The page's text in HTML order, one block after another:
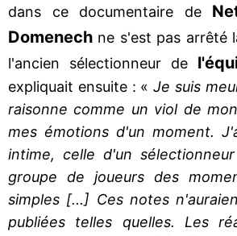
dans ce documentaire de
Domenech ne s'est pas arrêté
l'ancien sélectionneur de
expliquait ensuite : «Je suis
raisonne comme un viol de
mes émotions d'un moment.
intime, celle d'un
groupe de joueurs des
simples [...] Ces notes
publiées telles quelles. Les